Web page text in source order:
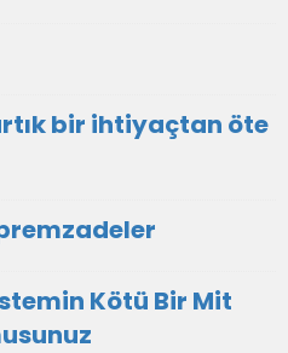
bir ihtiyaçtan öte
Kötü Bir Mit